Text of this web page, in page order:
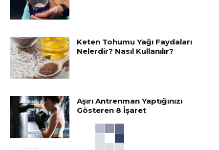
Keten Tohumu Yağı Faydaları
Nelerdir? Nasıl Kullanılır?
Aşırı Antrenman Yaptığınızı
Gösteren 8 İşaret